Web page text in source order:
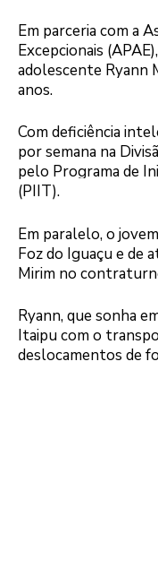
Em parceria com a
Excepcionais
adolescente Ryann
anos.
Com deficiência
por semana na
pelo Programa de
(PIIT).
Em paralelo, o
Foz do Iguaçu e de
Mirim no
Ryann, que sonha
Itaipu com o
deslocamentos de